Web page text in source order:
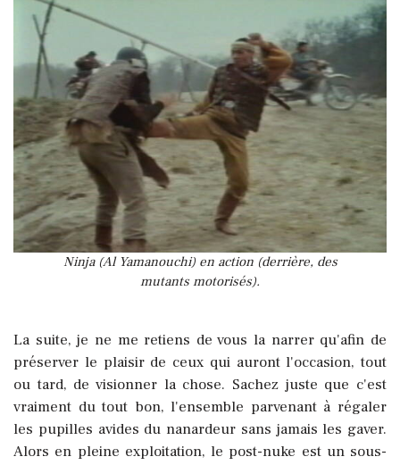
Ninja (Al Yamanouchi) en action (derrière, des
mutants motorisés).
La suite, je ne me retiens de vous la narrer qu'afin de
préserver le plaisir de ceux qui auront l'occasion, tout
ou tard, de visionner la chose. Sachez juste que c'est
vraiment du tout bon, l'ensemble parvenant à régaler
les pupilles avides du nanardeur sans jamais les gaver.
Alors en pleine exploitation, le post-nuke est un sous-